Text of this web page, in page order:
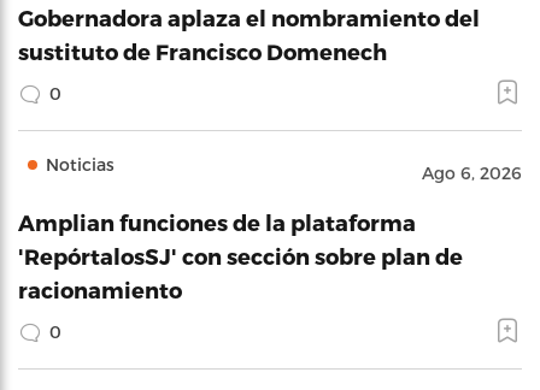
Gobernadora aplaza el nombramiento del
sustituto de Francisco Domenech
0
Noticias Ago 6, 2026
Amplian funciones de la plataforma
'RepórtalosSJ' con sección sobre plan de
racionamiento
0